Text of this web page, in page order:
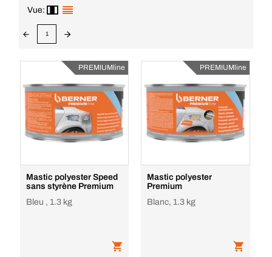
Vue:
1
PREMIUMline
Mastic polyester Speed
sans styrène Premium
Bleu , 1.3 kg
PREMIUMline
Mastic polyester
Premium
Blanc, 1.3 kg